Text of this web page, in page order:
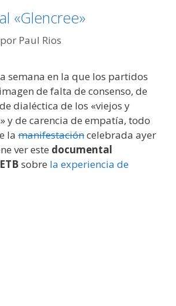
«Glencree»
por Paul Rios
semana en la que los partidos
de falta de consenso, de
dialéctica de los «viejos y
y de carencia de empatía, todo
la manifestacióncelebrada ayer
ver este documental
sobre la experiencia de